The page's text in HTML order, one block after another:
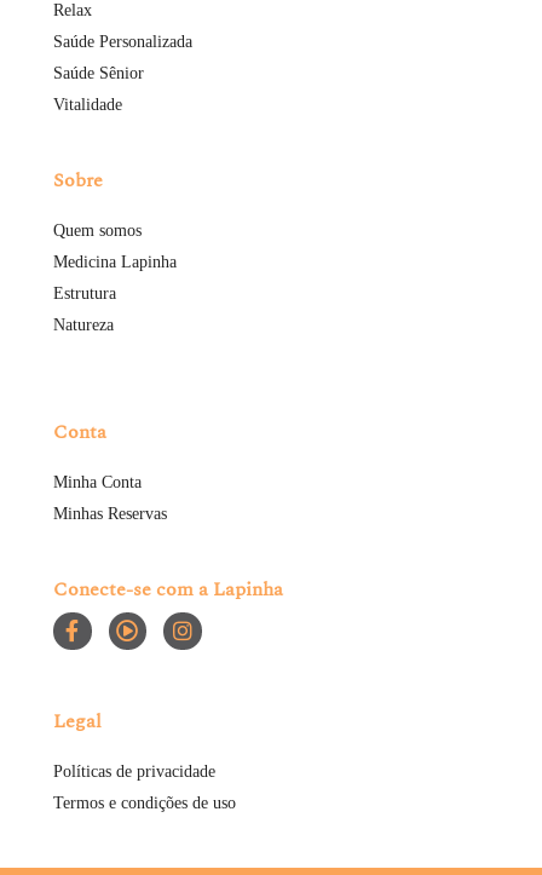
Relax
Saúde Personalizada
Saúde Sênior
Vitalidade
Sobre
Quem somos
Medicina Lapinha
Estrutura
Natureza
Conta
Minha Conta
Minhas Reservas
Conecte-se com a Lapinha
Legal
Políticas de privacidade
Termos e condições de uso